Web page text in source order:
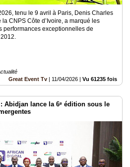
tenu le 9 avril à Paris, Denis Charles
CNPS Côte d’Ivoire, a marqué les
performances exceptionnelles de
2012.
Great Event Tv | 11/04/2026 | Vu 61235 fois
Abidjan lance la 6ᵉ édition sous le